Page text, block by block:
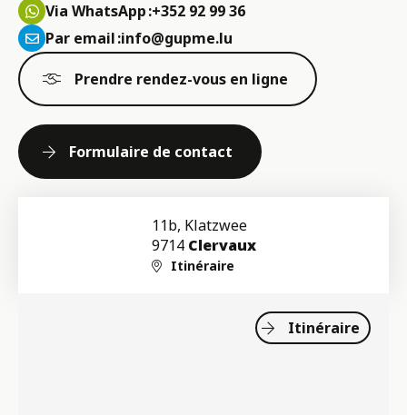
Itinéraire
11b, Klatzwee
9714 Clervaux
Itinéraire
Via WhatsApp :+352 92 99 36
Par email :info@gupme.lu
Prendre rendez-vous en ligne
Formulaire de contact